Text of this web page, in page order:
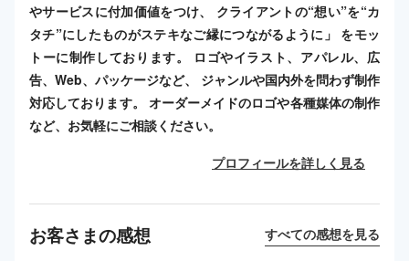
やサービスに付加価値をつけ、 クライアントの“想い”を“カ
タチ”にしたものがステキなご縁につながるように」 をモッ
トーに制作しております。 ロゴやイラスト、アパレル、広
告、Web、パッケージなど、 ジャンルや国内外を問わず制作
対応しております。 オーダーメイドのロゴや各種媒体の制作
など、お気軽にご相談ください。
プロフィールを詳しく見る
お客さまの感想 すべての感想を見る